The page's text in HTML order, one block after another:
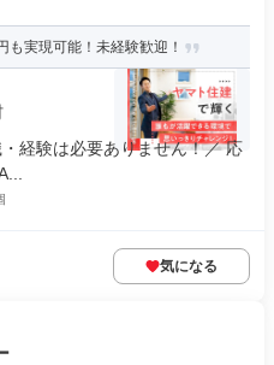
実現可能！未経験歓迎！
経験は必要ありません！／ 応
気になる